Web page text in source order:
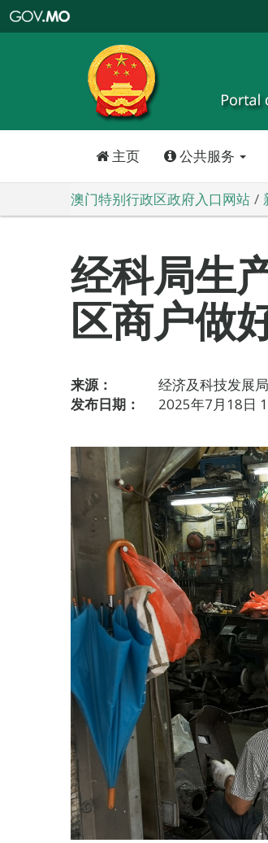
特
政
区
政
口
主页 公共服务
澳门特别行政区政府入口网站
经科局生
区商户做
来源：
经济及科技发展
发布日期：
2025年7月18日